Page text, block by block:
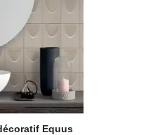
Equus